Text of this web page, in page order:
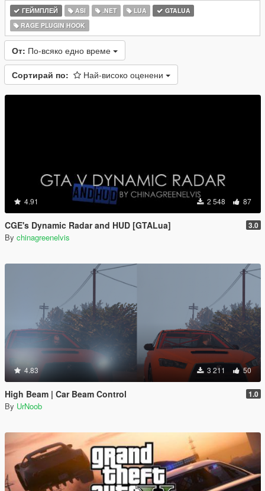
ГЕЙМПЛЕЙ ASI .NET LUA
GTALUA
RAGE PLUGIN HOOK
От: По-всяко едно време
Сортирай по: Най-високо оценени
4.91 2 548 87
CGE's Dynamic Radar and HUD [GTALua] 3.0
By chinagreenelvis
4.83 3 211 50
High Beam | Car Beam Control 1.0
By UrNoob